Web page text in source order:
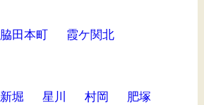
脇田本町 霞ケ関北
新堀 星川 村岡 肥塚